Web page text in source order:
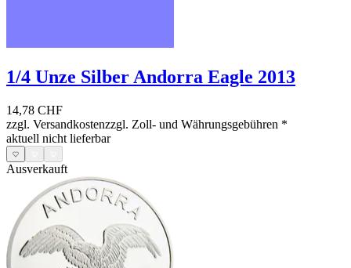
1/4 Unze Silber Andorra Eagle 2013
14,78 CHF
zzgl. Versandkostenzzgl. Zoll- und Währungsgebühren *
aktuell nicht lieferbar
Ausverkauft